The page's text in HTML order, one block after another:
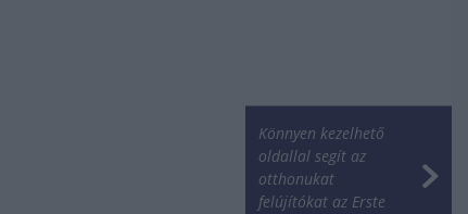
Könnyen kezelhető
oldallal segít az
otthonukat
felújítókat az Erste